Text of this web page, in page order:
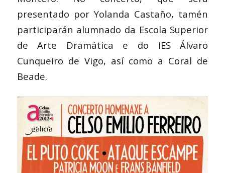
presentado por Yolanda Castaño, tamén
participarán alumnado da Escola Superior
de Arte Dramática e do IES Álvaro
Cunqueiro de Vigo, así como a Coral de
Beade.